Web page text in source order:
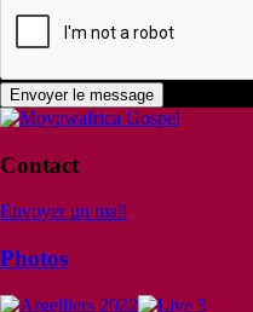
Contact
Envoyer un mail
Photos